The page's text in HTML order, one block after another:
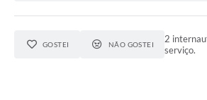
GOSTEI NÃO GOSTEI
2
serviço.